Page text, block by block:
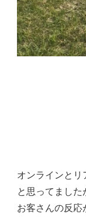
オンラインとリ
と思ってました
お客さんの反